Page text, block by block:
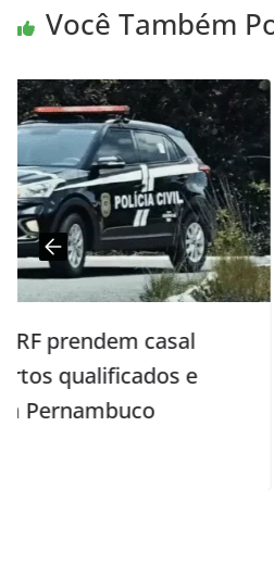
Você Também
Começa nesta
reembolso de
INSS